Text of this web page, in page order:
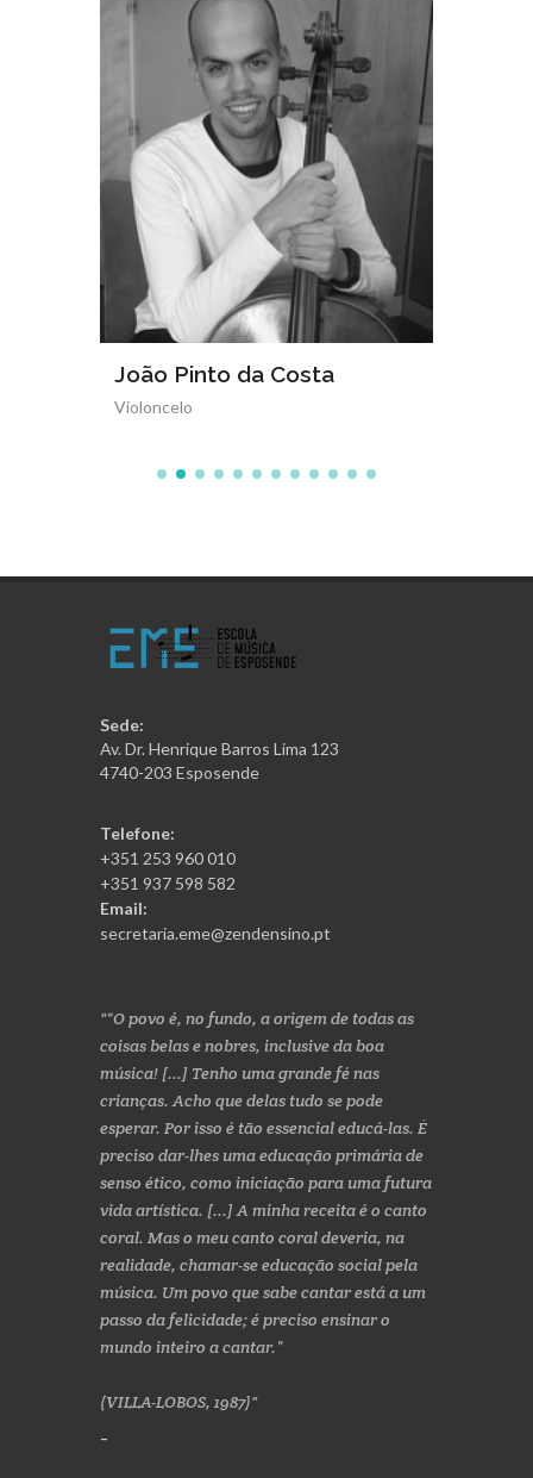
João Pinto da Costa
Violoncelo
Sede:
Av. Dr. Henrique Barros Lima 123
4740-203 Esposende
Telefone:
+351 253 960 010
+351 937 598 582
Email:
secretaria.eme@zendensino.pt
“O povo é, no fundo, a origem de todas as
coisas belas e nobres, inclusive da boa
música! [...] Tenho uma grande fé nas
crianças. Acho que delas tudo se pode
esperar. Por isso é tão essencial educá-las. É
preciso dar-lhes uma educação primária de
senso ético, como iniciação para uma futura
vida artística. [...] A minha receita é o canto
coral. Mas o meu canto coral deveria, na
realidade, chamar-se educação social pela
música. Um povo que sabe cantar está a um
passo da felicidade; é preciso ensinar o
mundo inteiro a cantar.”
(VILLA-LOBOS, 1987)